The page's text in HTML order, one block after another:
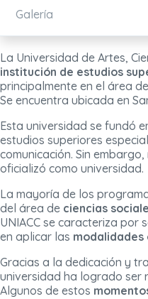
Galería
La Universidad de Artes,
institución de estudios
principalmente en el área de
Se encuentra ubicada en
Esta universidad se fundó
estudios superiores
comunicación. Sin
oficializó como universidad.
La mayoría de los
del área de ciencias
UNIACC se caracteriza por
en aplicar las modalidades
Gracias a la dedicación y
universidad ha logrado ser
Algunos de estos